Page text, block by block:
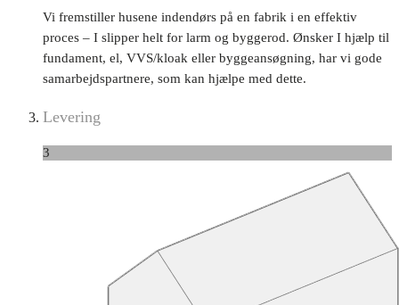
Vi fremstiller husene indendørs på en fabrik i en effektiv
proces – I slipper helt for larm og byggerod. Ønsker I hjælp til
fundament, el, VVS/kloak eller byggeansøgning, har vi gode
samarbejdspartnere, som kan hjælpe med dette.
Levering
3